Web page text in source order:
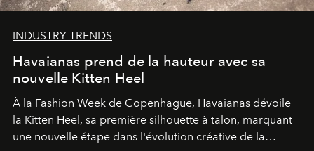
INDUSTRY TRENDS
Havaianas prend de la hauteur avec sa
nouvelle Kitten Heel
À la Fashion Week de Copenhague, Havaianas dévoile
la Kitten Heel, sa première silhouette à talon, marquant
une nouvelle étape dans l'évolution créative de la